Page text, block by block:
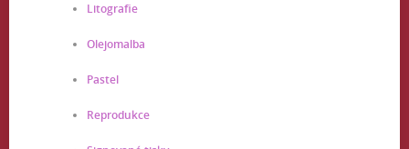
Litografie
Olejomalba
Pastel
Reprodukce